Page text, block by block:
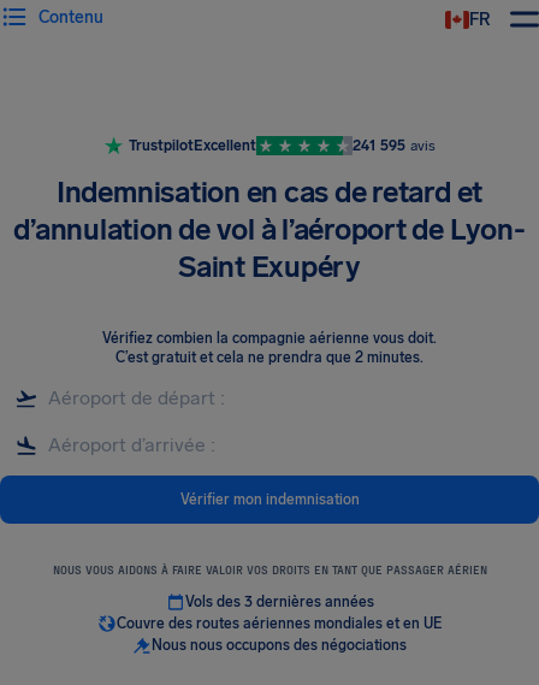
FR
Contenu
TrustpilotExcellent 241 595 avis
Indemnisation en cas de retard et
d’annulation de vol à l’aéroport de Lyon-
Saint Exupéry
Vérifiez combien la compagnie aérienne vous doit.
C’est gratuit et cela ne prendra que 2 minutes.
Vérifier mon indemnisation
NOUS VOUS AIDONS À FAIRE VALOIR VOS DROITS EN TANT QUE PASSAGER AÉRIEN
Vols des 3 dernières années
Couvre des routes aériennes mondiales et en UE
Nous nous occupons des négociations